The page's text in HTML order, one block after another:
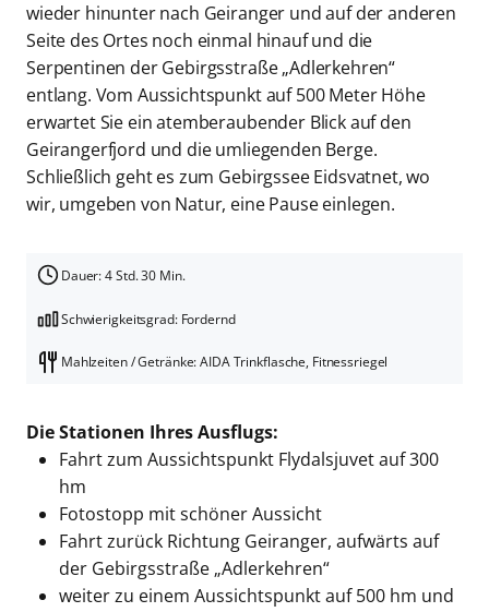
wieder hinunter nach Geiranger und auf der anderen
Seite des Ortes noch einmal hinauf und die
Serpentinen der Gebirgsstraße „Adlerkehren“
entlang. Vom Aussichtspunkt auf 500 Meter Höhe
erwartet Sie ein atemberaubender Blick auf den
Geirangerfjord und die umliegenden Berge.
Schließlich geht es zum Gebirgssee Eidsvatnet, wo
wir, umgeben von Natur, eine Pause einlegen.
Dauer: 4 Std. 30 Min.
Schwierigkeitsgrad: Fordernd
Mahlzeiten / Getränke: AIDA Trinkflasche, Fitnessriegel
Die Stationen Ihres Ausflugs:
Fahrt zum Aussichtspunkt Flydalsjuvet auf 300
hm
Fotostopp mit schöner Aussicht
Fahrt zurück Richtung Geiranger, aufwärts auf
der Gebirgsstraße „Adlerkehren“
weiter zu einem Aussichtspunkt auf 500 hm und